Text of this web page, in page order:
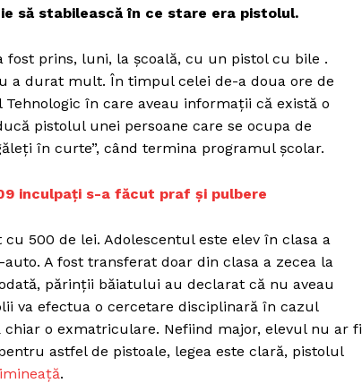
să stabilească în ce stare era pistolul.
prins, luni, la școală, cu un pistol cu bile .
a durat mult. În timpul celei de-a doua ore de
în care aveau informații că există o
pistolul unei persoane care se ocupa de
în curte”, când termina programul școlar.
inculpați s-a făcut praf și pulbere
500 de lei. Adolescentul este elev în clasa a
A fost transferat doar din clasa a zecea la
părinții băiatului au declarat că nu aveau
va efectua o cercetare disciplinară în cazul
o exmatriculare. Nefiind major, elevul nu ar fi
astfel de pistoale, legea este clară, pistolul
.